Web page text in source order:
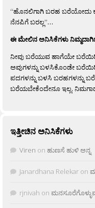
“ಹೊನಲಿಗಾಗಿ ಬರಹ ಬರೆಯೋದು
ನೆನಪಿಗೆ ಬರಲ್ಲ”…
ಈ ಮೇಲಿನ ಅನಿಸಿಕೆಗಳು
ನೀವು ಬರೆಯುವ ಹಾಗೆಯೇ
ಅವುಗಳನ್ನು ಬಳಸಿಕೊಂಡೇ
ಪದಗಳನ್ನು ಬಳಸಿ ಬರಹಗಳನ್ನು
ಬರೆಯಬೇಕೆಂದೇನೂ ಇಲ್ಲ.
ಇತ್ತೀಚಿನ ಅನಿಸಿಕೆಗಳು
Viren on ಹುಣಸೆ ಹುಳಿ ಅನ್ನ
Janardhana Relekar on
rjnivah on